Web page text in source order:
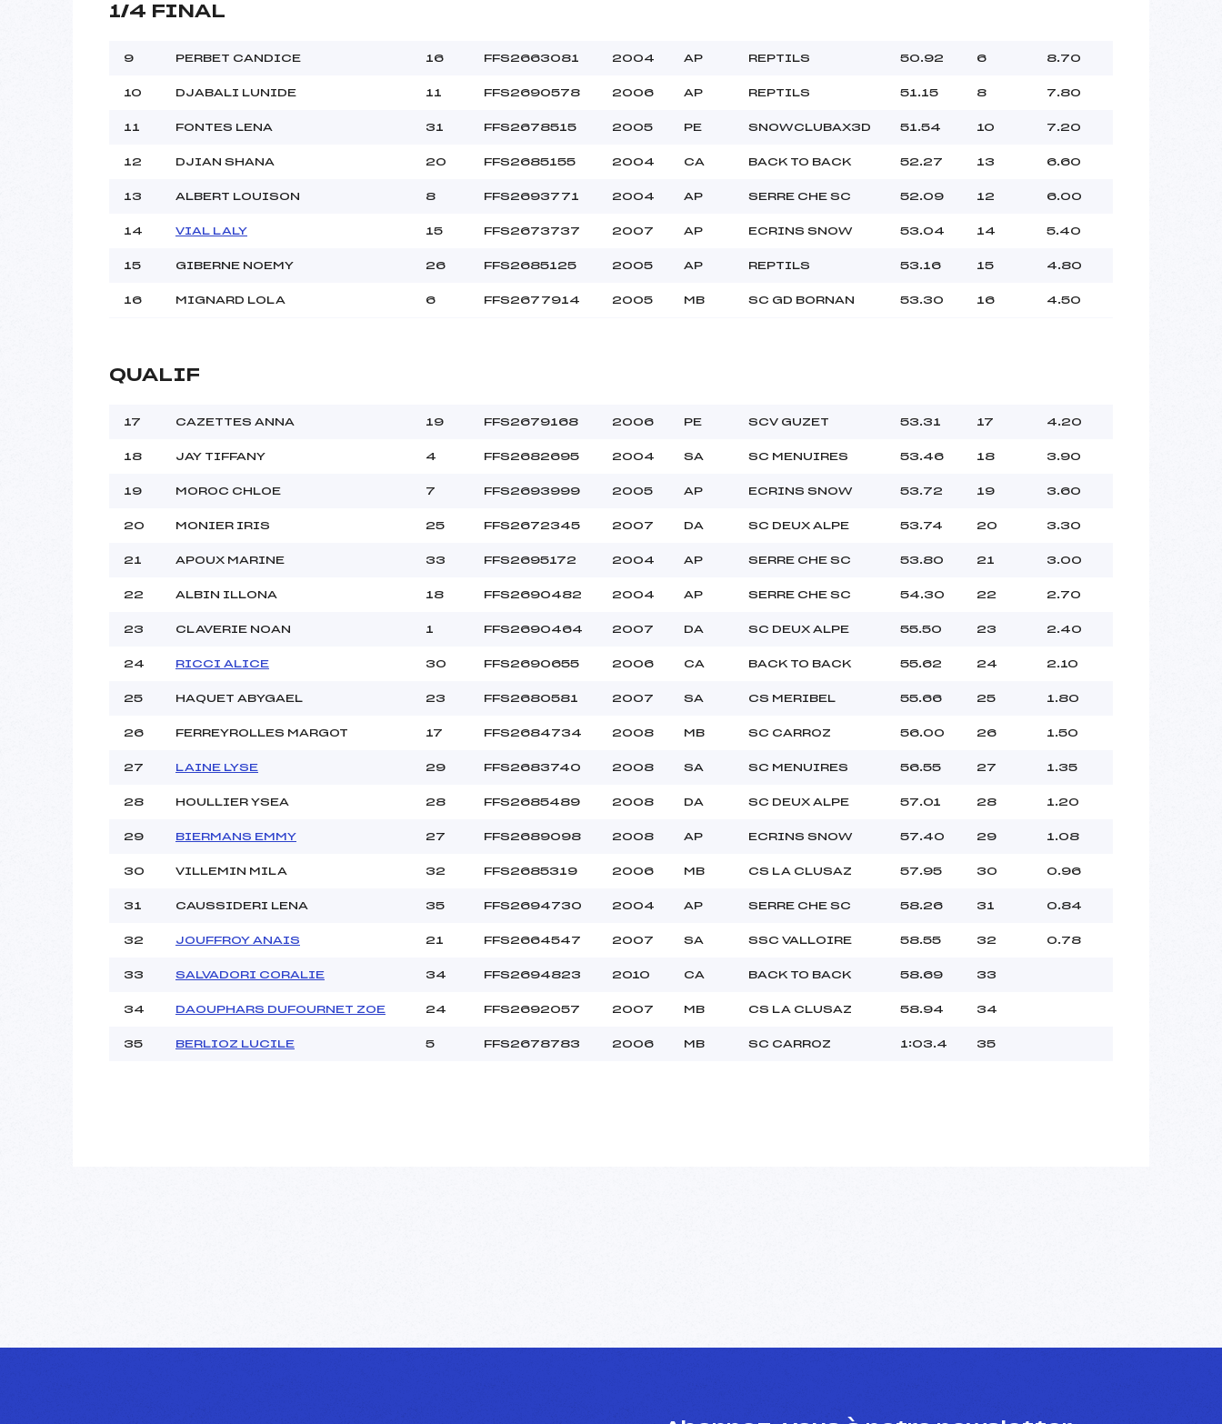
1/4 FINAL
9 PERBET CANDICE 16 FFS2663081 2004 AP REPTILS 50.92 6 8.70
10 DJABALI LUNIDE 11 FFS2690578 2006 AP REPTILS 51.15 8 7.80
11 FONTES LENA 31 FFS2678515 2005 PE SNOWCLUBAX3D 51.54 10 7.20
12 DJIAN SHANA 20 FFS2685155 2004 CA BACK TO BACK 52.27 13 6.60
13 ALBERT LOUISON 8 FFS2693771 2004 AP SERRE CHE SC 52.09 12 6.00
14 VIAL LALY 15 FFS2673737 2007 AP ECRINS SNOW 53.04 14 5.40
15 GIBERNE NOEMY 26 FFS2685125 2005 AP REPTILS 53.16 15 4.80
16 MIGNARD LOLA 6 FFS2677914 2005 MB SC GD BORNAN 53.30 16 4.50
QUALIF
17 CAZETTES ANNA 19 FFS2679168 2006 PE SCV GUZET 53.31 17 4.20
18 JAY TIFFANY 4 FFS2682695 2004 SA SC MENUIRES 53.46 18 3.90
19 MOROC CHLOE 7 FFS2693999 2005 AP ECRINS SNOW 53.72 19 3.60
20 MONIER IRIS 25 FFS2672345 2007 DA SC DEUX ALPE 53.74 20 3.30
21 APOUX MARINE 33 FFS2695172 2004 AP SERRE CHE SC 53.80 21 3.00
22 ALBIN ILLONA 18 FFS2690482 2004 AP SERRE CHE SC 54.30 22 2.70
23 CLAVERIE NOAN 1 FFS2690464 2007 DA SC DEUX ALPE 55.50 23 2.40
24 RICCI ALICE 30 FFS2690655 2006 CA BACK TO BACK 55.62 24 2.10
25 HAQUET ABYGAEL 23 FFS2680581 2007 SA CS MERIBEL 55.66 25 1.80
26 FERREYROLLES MARGOT 17 FFS2684734 2008 MB SC CARROZ 56.00 26 1.50
27 LAINE LYSE 29 FFS2683740 2008 SA SC MENUIRES 56.55 27 1.35
28 HOULLIER YSEA 28 FFS2685489 2008 DA SC DEUX ALPE 57.01 28 1.20
29 BIERMANS EMMY 27 FFS2689098 2008 AP ECRINS SNOW 57.40 29 1.08
30 VILLEMIN MILA 32 FFS2685319 2006 MB CS LA CLUSAZ 57.95 30 0.96
31 CAUSSIDERI LENA 35 FFS2694730 2004 AP SERRE CHE SC 58.26 31 0.84
32 JOUFFROY ANAIS 21 FFS2664547 2007 SA SSC VALLOIRE 58.55 32 0.78
33 SALVADORI CORALIE 34 FFS2694823 2010 CA BACK TO BACK 58.69 33
34 DAOUPHARS DUFOURNET ZOE 24 FFS2692057 2007 MB CS LA CLUSAZ 58.94 34
35 BERLIOZ LUCILE 5 FFS2678783 2006 MB SC CARROZ 1:03.4 35